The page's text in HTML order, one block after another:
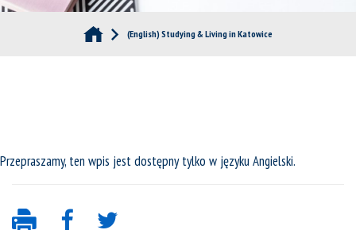
(English) Studying & Living in Katowice
Przepraszamy, ten wpis jest dostępny tylko w językuAngielski.